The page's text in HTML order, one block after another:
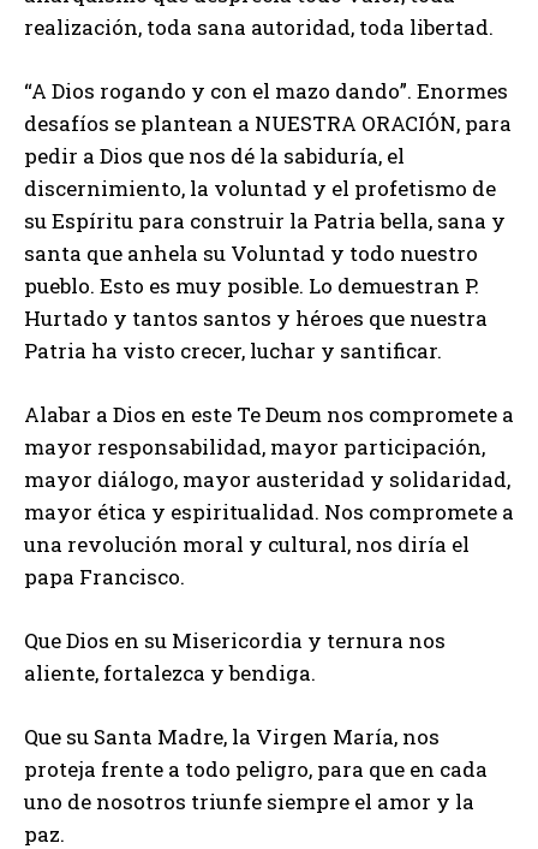
realización, toda sana autoridad, toda libertad.
“A Dios rogando y con el mazo dando”. Enormes
desafíos se plantean a NUESTRA ORACIÓN, para
pedir a Dios que nos dé la sabiduría, el
discernimiento, la voluntad y el profetismo de
su Espíritu para construir la Patria bella, sana y
santa que anhela su Voluntad y todo nuestro
pueblo. Esto es muy posible. Lo demuestran P.
Hurtado y tantos santos y héroes que nuestra
Patria ha visto crecer, luchar y santificar.
Alabar a Dios en este Te Deum nos compromete a
mayor responsabilidad, mayor participación,
mayor diálogo, mayor austeridad y solidaridad,
mayor ética y espiritualidad. Nos compromete a
una revolución moral y cultural, nos diría el
papa Francisco.
Que Dios en su Misericordia y ternura nos
aliente, fortalezca y bendiga.
Que su Santa Madre, la Virgen María, nos
proteja frente a todo peligro, para que en cada
uno de nosotros triunfe siempre el amor y la
paz.